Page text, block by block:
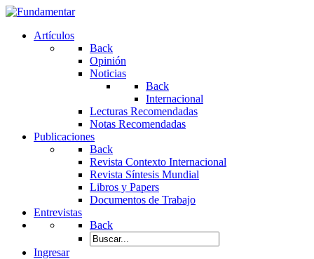
Artículos
Back
Opinión
Noticias
Back
Internacional
Lecturas Recomendadas
Notas Recomendadas
Publicaciones
Back
Revista Contexto Internacional
Revista Síntesis Mundial
Libros y Papers
Documentos de Trabajo
Entrevistas
Back
Ingresar